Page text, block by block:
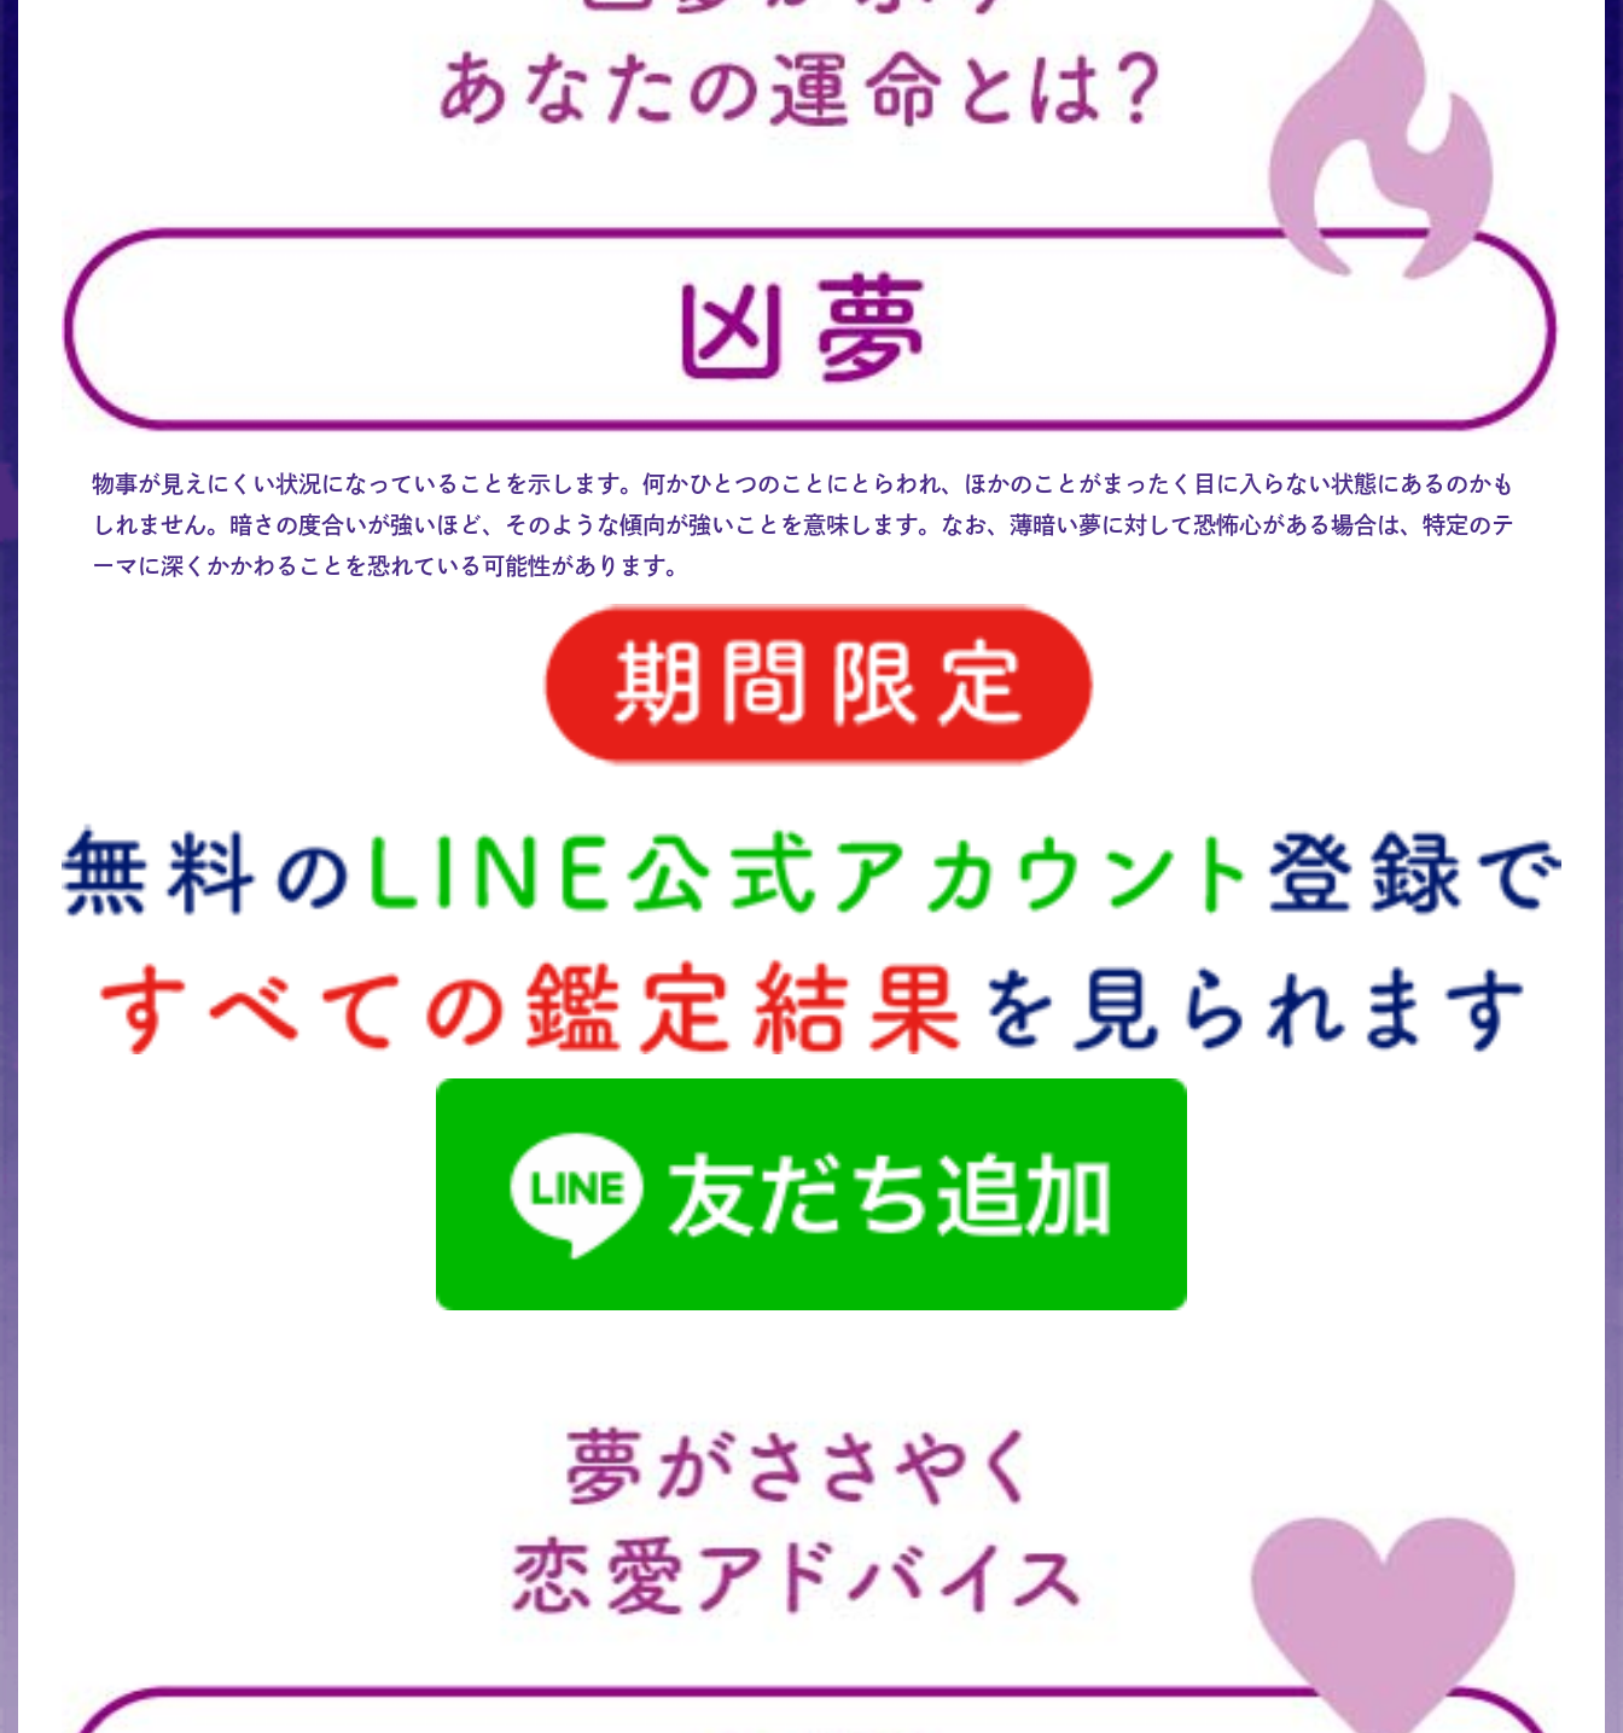
物事が見えにくい状況になっていることを示します。何かひとつのことにとらわれ、ほかのことがまったく目に入らない状態にあるのかも
しれません。暗さの度合いが強いほど、そのような傾向が強いことを意味します。なお、薄暗い夢に対して恐怖心がある場合は、特定のテ
ーマに深くかかわることを恐れている可能性があります。